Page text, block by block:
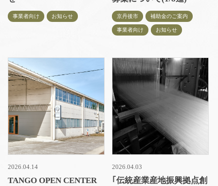
事業者向け お知らせ 京丹後市 補助金のご案内
事業者向け お知らせ
2026.04.14
TANGO OPEN CENTER
2026.04.03
｢伝統産業産地振興拠点創